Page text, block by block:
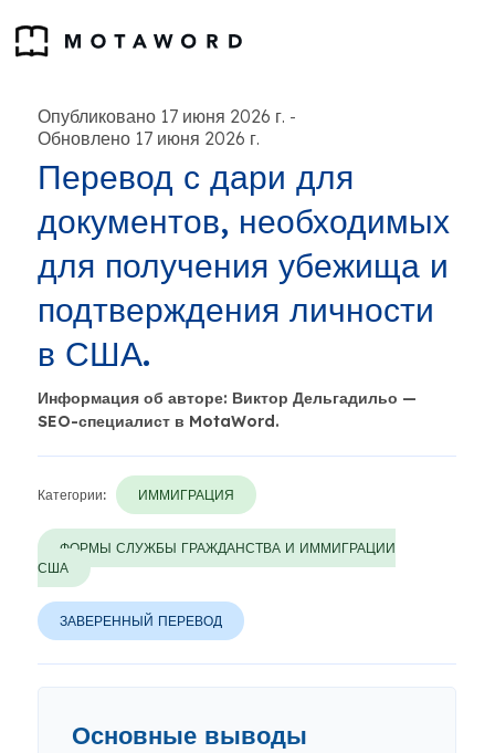
Опубликовано 17 июня 2026 г. -
Обновлено 17 июня 2026 г.
Перевод с дари для
документов, необходимых
для получения убежища и
подтверждения личности
в США.
Информация об авторе: Виктор Дельгадильо —
SEO-специалист в MotaWord.
Категории: ИММИГРАЦИЯ
ФОРМЫ СЛУЖБЫ ГРАЖДАНСТВА И ИММИГРАЦИИ
США
ЗАВЕРЕННЫЙ ПЕРЕВОД
Основные выводы